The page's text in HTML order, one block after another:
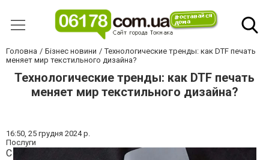
Головна Бізнес новини
Технологические тренды: как DTF печать
меняет мир текстильного дизайна?
Технологические тренды: как DTF печать
меняет мир текстильного дизайна?
16:50, 25 грудня 2024 р.
Послуги
С